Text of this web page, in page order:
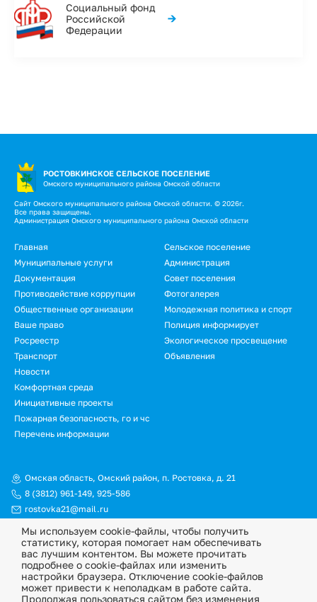
Социальный фонд
Российской
Федерации
→
РОСТОВКИНСКОЕ СЕЛЬСКОЕ ПОСЕЛЕНИЕ
Омского муниципального района Омской области
Сайт Омского муниципального района Омской области. © 2026г.
Все права защищены.
Администрация Омского муниципального района Омской области
Главная
Сельское поселение
Муниципальные услуги
Администрация
Документация
Совет поселения
Противодействие коррупции
Фотогалерея
Общественные организации
Молодежная политика и спорт
Ваше право
Полиция информирует
Росреестр
Экологическое просвещение
Транспорт
Объявления
Новости
Омская область, Омский район, п. Ростовка, д. 21
8 (3812) 961-149, 925-586
rostovka21@mail.ru
Комфортная среда
Инициативные проекты
Пожарная безопасность, го и чс
Перечень информации
© Официальный сайт Ростовкинского сельского поселения
Омского муниципального района Омской области, 2026
Политика конфиденциальности
Информационная ответственность
Мы используем cookie-файлы, чтобы получить
статистику, которая помогает нам обеспечивать
вас лучшим контентом. Вы можете прочитать
подробнее о cookie-файлах или изменить
настройки браузера. Отключение cookie-файлов
может привести к неполадкам в работе сайта.
Продолжая пользоваться сайтом без изменения